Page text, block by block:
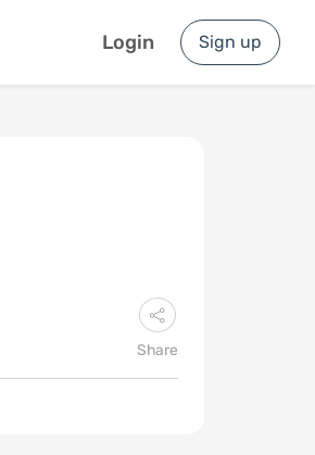
Login Sign up
Share